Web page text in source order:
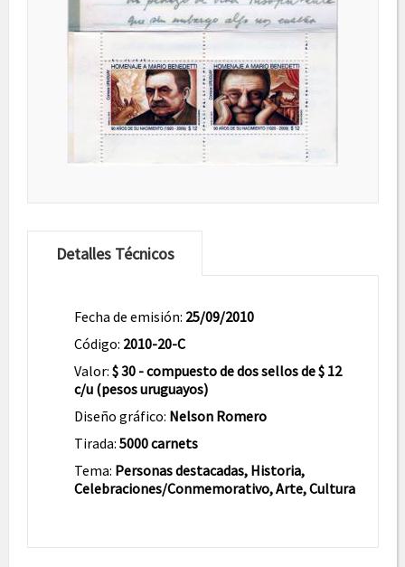
Detalles Técnicos
Fecha de emisión: 25/09/2010
Código: 2010-20-C
Valor: $ 30 - compuesto de dos sellos de $ 12
c/u (pesos uruguayos)
Diseño gráfico: Nelson Romero
Tirada: 5000 carnets
Tema: Personas destacadas, Historia,
Celebraciones/Conmemorativo, Arte, Cultura